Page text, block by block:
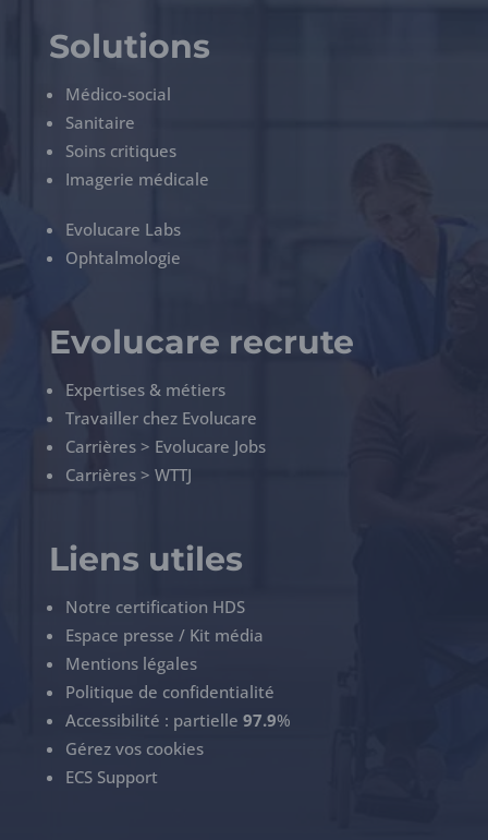
Solutions
Médico-social
Sanitaire
Soins critiques
Imagerie médicale
Evolucare Labs
Ophtalmologie
Evolucare recrute
Expertises & métiers
Travailler chez Evolucare
Carrières > Evolucare Jobs
Carrières > WTTJ
Liens utiles
Notre certification HDS
Espace presse / Kit média
Mentions légales
Politique de confidentialité
Accessibilité : partielle 97.9%
Gérez vos cookies
ECS Support